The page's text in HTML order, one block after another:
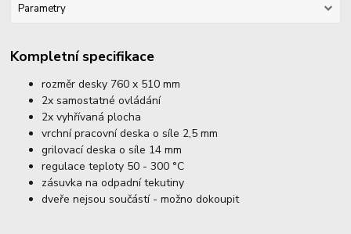
Parametry
Kompletní specifikace
rozměr desky 760 x 510 mm
2x samostatné ovládání
2x vyhřívaná plocha
vrchní pracovní deska o síle 2,5 mm
grilovací deska o síle 14 mm
regulace teploty 50 - 300 °C
zásuvka na odpadní tekutiny
dveře nejsou součástí - možno dokoupit